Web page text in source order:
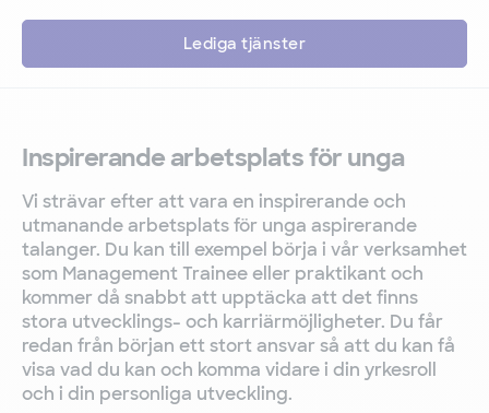
Lediga tjänster
Inspirerande arbetsplats för unga
Vi strävar efter att vara en inspirerande och
utmanande arbetsplats för unga aspirerande
talanger. Du kan till exempel börja i vår verksamhet
som Management Trainee eller praktikant och
kommer då snabbt att upptäcka att det finns
stora utvecklings- och karriärmöjligheter. Du får
redan från början ett stort ansvar så att du kan få
visa vad du kan och komma vidare i din yrkesroll
och i din personliga utveckling.